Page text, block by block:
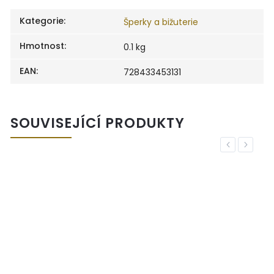
Kategorie:
Šperky a bižuterie
Hmotnost:
0.1 kg
EAN: 728433453131
SOUVISEJÍCÍ PRODUKTY
Previous
Next